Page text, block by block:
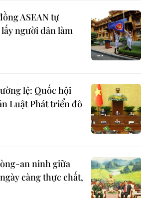
ASEAN tự
người dân làm
lệ: Quốc hội
Luật Phát triển đô
an ninh giữa
càng thực chất,